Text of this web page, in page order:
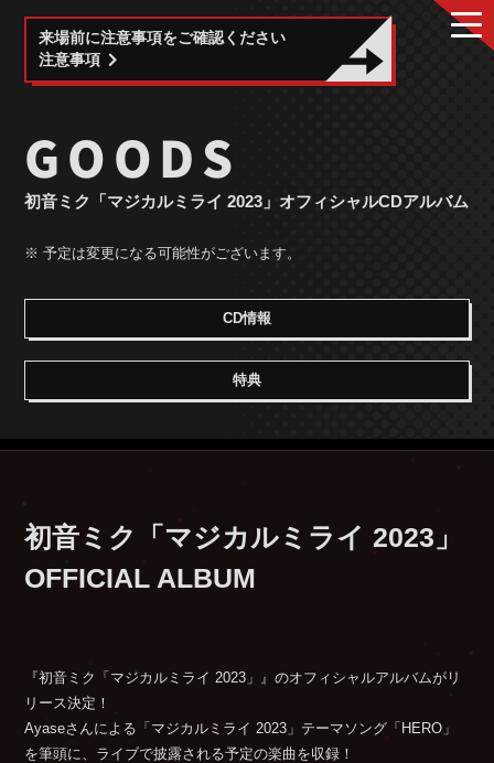
来場前に注意事項をご確認ください
注意事項
GOODS
初音ミク「マジカルミライ 2023」オフィシャルCDアルバム
※ 予定は変更になる可能性がございます。
CD情報
特典
初音ミク
「マジカルミライ 2023」
OFFICIAL ALBUM
『初音ミク「マジカルミライ 2023」』のオフィシャルアルバムがリ
リース決定！
Ayaseさんによる「マジカルミライ 2023」テーマソング「HERO」
を筆頭に、ライブで披露される予定の楽曲を収録！